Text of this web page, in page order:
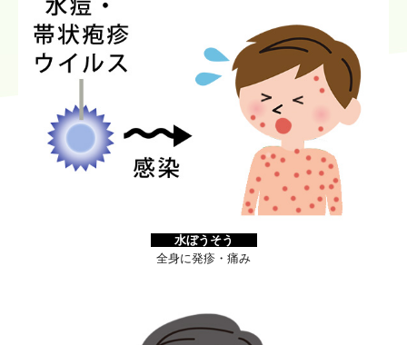
水ぼうそう
全身に発疹・痛み